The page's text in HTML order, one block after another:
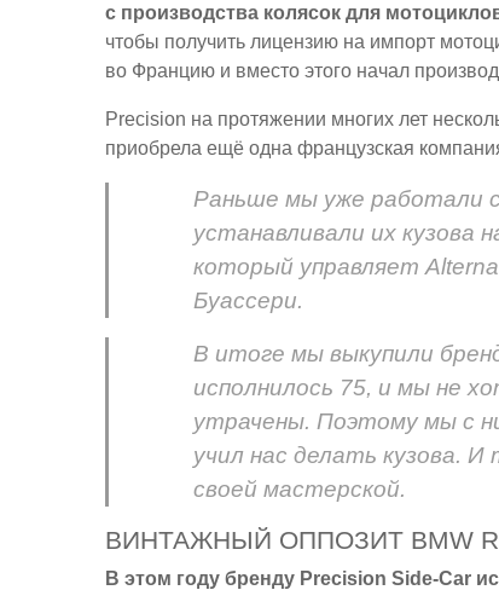
с производства колясок для
чтобы получить лицензию на импорт
во Францию и вместо этого начал
Precision на протяжении многих лет
приобрела ещё одна французская
Раньше мы уже работали
устанавливали их кузова
который управляет
Буассери.
В итоге мы выкупили
исполнилось 75, и мы не
утрачены. Поэтому мы с
учил нас делать кузова.
своей мастерской.
ВИНТАЖНЫЙ ОППОЗИТ BMW
В этом году бренду Precision Side-Car